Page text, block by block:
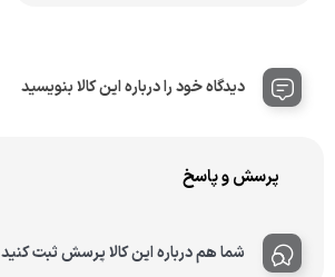
دیدگاه خود را درباره این کالا بنویسید
پرسش و پاسخ
شما هم درباره این کالا پرسش ثبت کنید